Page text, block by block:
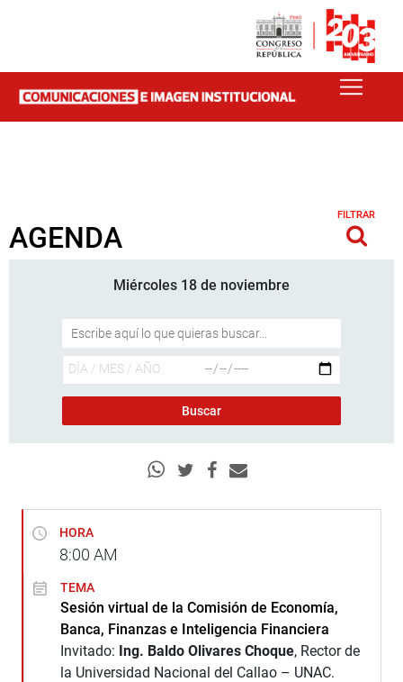
AGENDA
FILTRAR
Miércoles 18 de noviembre
HORA
8:00 AM
TEMA
Sesión virtual de la Comisión de Economía,
Banca, Finanzas e Inteligencia Financiera
Invitado: Ing. Baldo Olivares Choque, Rector de
la Universidad Nacional del Callao – UNAC.